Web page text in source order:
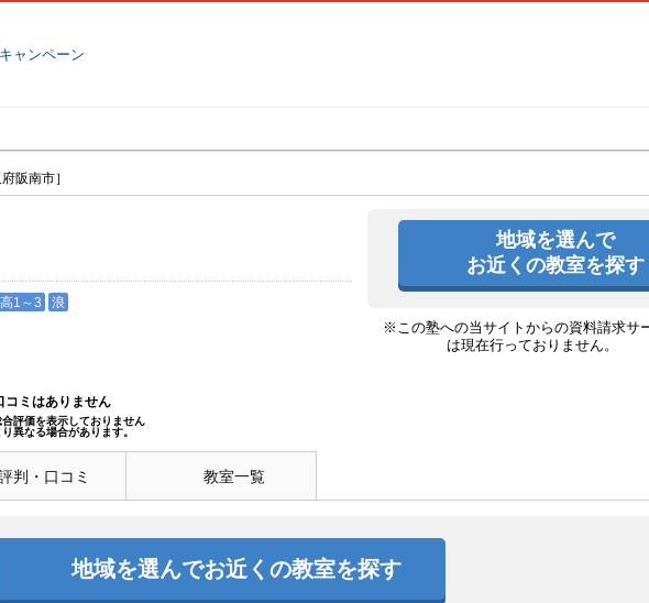
阪南市］
高1～3 浪
コミはありません
評価を表示しておりません
異なる場合があります。
地域を選んで
お近くの教室を探す
※この塾への当サイトからの資料請求サ
は現在行っておりません。
判・口コミ 教室一覧
地域を選んでお近くの教室を探す